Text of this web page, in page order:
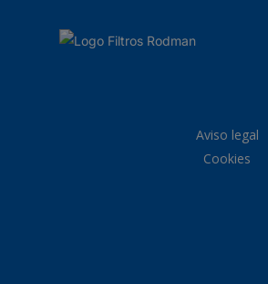
Aviso legal
Cookies